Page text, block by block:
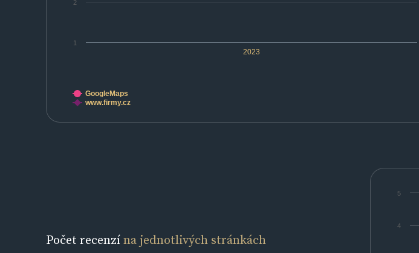
2023
1
2
GoogleMaps
www.firmy.cz
4
5
Počet recenzína jednotlivých stránkách